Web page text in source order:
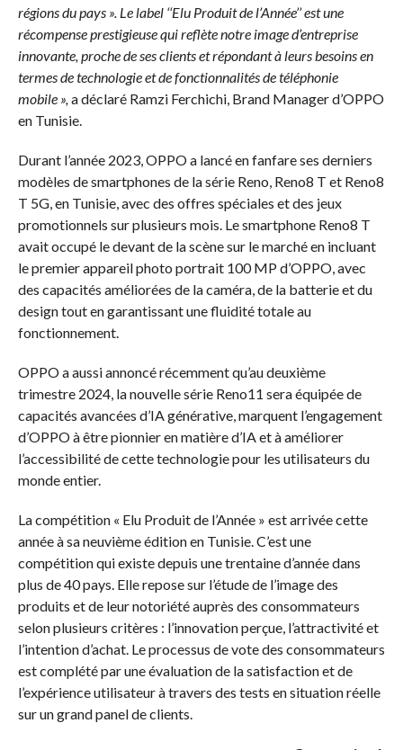
régions du pays ». Le label ‘‘Elu Produit de l’Année’’ est une
récompense prestigieuse qui reflète notre image d’entreprise
innovante, proche de ses clients et répondant à leurs besoins en
termes de technologie et de fonctionnalités de téléphonie
mobile »,a déclaré Ramzi Ferchichi, Brand Manager d’OPPO
en Tunisie.
Durant l’année 2023, OPPO a lancé en fanfare ses derniers
modèles de smartphones de la série Reno, Reno8 T et Reno8
T 5G, en Tunisie, avec des offres spéciales et des jeux
promotionnels sur plusieurs mois. Le smartphone Reno8 T
avait occupé le devant de la scène sur le marché en incluant
le premier appareil photo portrait 100 MP d’OPPO, avec
des capacités améliorées de la caméra, de la batterie et du
design tout en garantissant une fluidité totale au
fonctionnement.
OPPO a aussi annoncé récemment qu’au deuxième
trimestre 2024, la nouvelle série Reno11 sera équipée de
capacités avancées d’IA générative, marquent l’engagement
d’OPPO à être pionnier en matière d’IA et à améliorer
l’accessibilité de cette technologie pour les utilisateurs du
monde entier.
La compétition « Elu Produit de l’Année » est arrivée cette
année à sa neuvième édition en Tunisie. C’est une
compétition qui existe depuis une trentaine d’année dans
plus de 40 pays. Elle repose sur l’étude de l’image des
produits et de leur notoriété auprès des consommateurs
selon plusieurs critères : l’innovation perçue, l’attractivité et
l’intention d’achat. Le processus de vote des consommateurs
est complété par une évaluation de la satisfaction et de
l’expérience utilisateur à travers des tests en situation réelle
sur un grand panel de clients.